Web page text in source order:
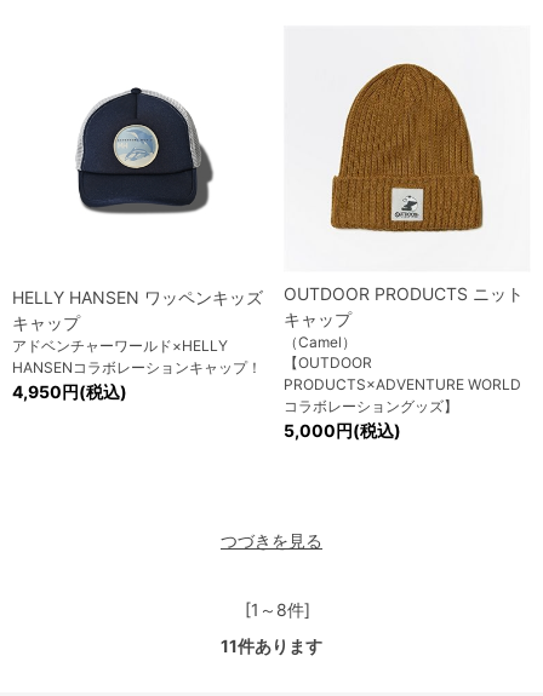
HELLY HANSEN ワッペンキッズ
キャップ
アドベンチャーワールド×HELLY
HANSENコラボレーションキャップ！
4,950円(税込)
OUTDOOR PRODUCTS ニット
キャップ
（Camel）
【OUTDOOR
PRODUCTS×ADVENTURE WORLD
コラボレーショングッズ】
5,000円(税込)
つづきを見る
[1～8件]
11件あります